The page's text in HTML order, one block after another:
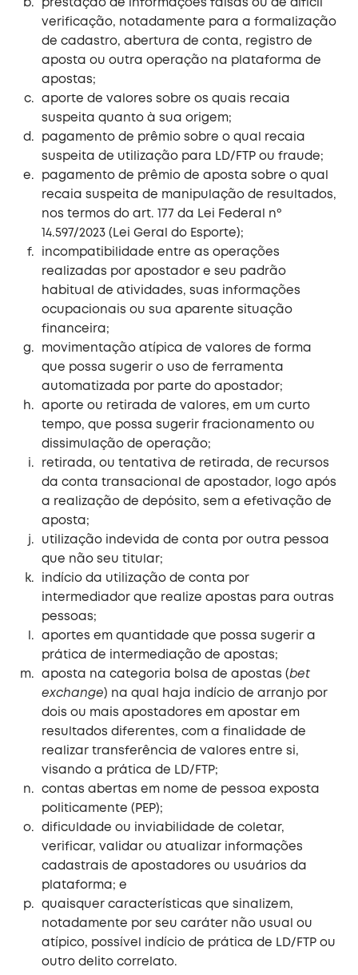
prestação de informações falsas ou de difícil
verificação, notadamente para a formalização
de cadastro, abertura de conta, registro de
aposta ou outra operação na plataforma de
apostas;
aporte de valores sobre os quais recaia
suspeita quanto à sua origem;
pagamento de prêmio sobre o qual recaia
suspeita de utilização para LD/FTP ou fraude;
pagamento de prêmio de aposta sobre o qual
recaia suspeita de manipulação de resultados,
nos termos do art. 177 da Lei Federal nº
14.597/2023 (Lei Geral do Esporte);
incompatibilidade entre as operações
realizadas por apostador e seu padrão
habitual de atividades, suas informações
ocupacionais ou sua aparente situação
financeira;
movimentação atípica de valores de forma
que possa sugerir o uso de ferramenta
automatizada por parte do apostador;
aporte ou retirada de valores, em um curto
tempo, que possa sugerir fracionamento ou
dissimulação de operação;
retirada, ou tentativa de retirada, de recursos
da conta transacional de apostador, logo após
a realização de depósito, sem a efetivação de
aposta;
utilização indevida de conta por outra pessoa
que não seu titular;
indício da utilização de conta por
intermediador que realize apostas para outras
pessoas;
aportes em quantidade que possa sugerir a
prática de intermediação de apostas;
aposta na categoria bolsa de apostas (bet
exchange) na qual haja indício de arranjo por
dois ou mais apostadores em apostar em
resultados diferentes, com a finalidade de
realizar transferência de valores entre si,
visando a prática de LD/FTP;
contas abertas em nome de pessoa exposta
politicamente (PEP);
dificuldade ou inviabilidade de coletar,
verificar, validar ou atualizar informações
cadastrais de apostadores ou usuários da
plataforma; e
quaisquer características que sinalizem,
notadamente por seu caráter não usual ou
atípico, possível indício de prática de LD/FTP ou
outro delito correlato.